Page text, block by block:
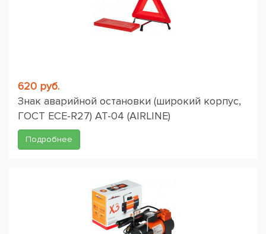
620 руб.
Знак аварийной остановки (широкий корпус,
ГОСТ ЕСЕ-R27) AT-04 (AIRLINE)
Подробнее